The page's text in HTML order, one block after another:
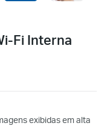
Fi Interna
exibidas em alta